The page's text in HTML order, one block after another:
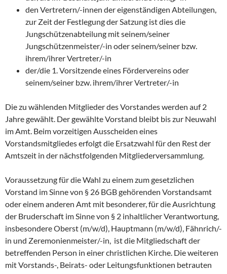
den Vertretern/-innen der eigenständigen Abteilungen,
zur Zeit der Festlegung der Satzung ist dies die
Jungschützenabteilung mit seinem/seiner
Jungschützenmeister/-in oder seinem/seiner bzw.
ihrem/ihrer Vertreter/-in
der/die 1. Vorsitzende eines Fördervereins oder
seinem/seiner bzw. ihrem/ihrer Vertreter/-in
Die zu wählenden Mitglieder des Vorstandes werden auf 2
Jahre gewählt. Der gewählte Vorstand bleibt bis zur Neuwahl
im Amt. Beim vorzeitigen Ausscheiden eines
Vorstandsmitgliedes erfolgt die Ersatzwahl für den Rest der
Amtszeit in der nächstfolgenden Mitgliederversammlung.
Voraussetzung für die Wahl zu einem zum gesetzlichen
Vorstand im Sinne von § 26 BGB gehörenden Vorstandsamt
oder einem anderen Amt mit besonderer, für die Ausrichtung
der Bruderschaft im Sinne von § 2 inhaltlicher Verantwortung,
insbesondere Oberst (m/w/d), Hauptmann (m/w/d), Fähnrich/-
in und Zeremonienmeister/-in, ist die Mitgliedschaft der
betreffenden Person in einer christlichen Kirche. Die weiteren
mit Vorstands-, Beirats- oder Leitungsfunktionen betrauten